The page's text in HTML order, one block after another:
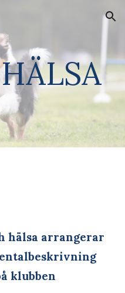
Skip to navigation
hälsa arrangerar
klubben